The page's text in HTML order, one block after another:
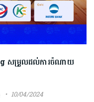
សម្រួលដល់ការចំណាយ
10/04/2024